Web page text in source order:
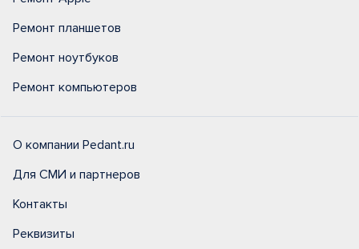
Ремонт планшетов
Ремонт ноутбуков
Ремонт компьютеров
О компании Pedant.ru
Для СМИ и партнеров
Контакты
Реквизиты